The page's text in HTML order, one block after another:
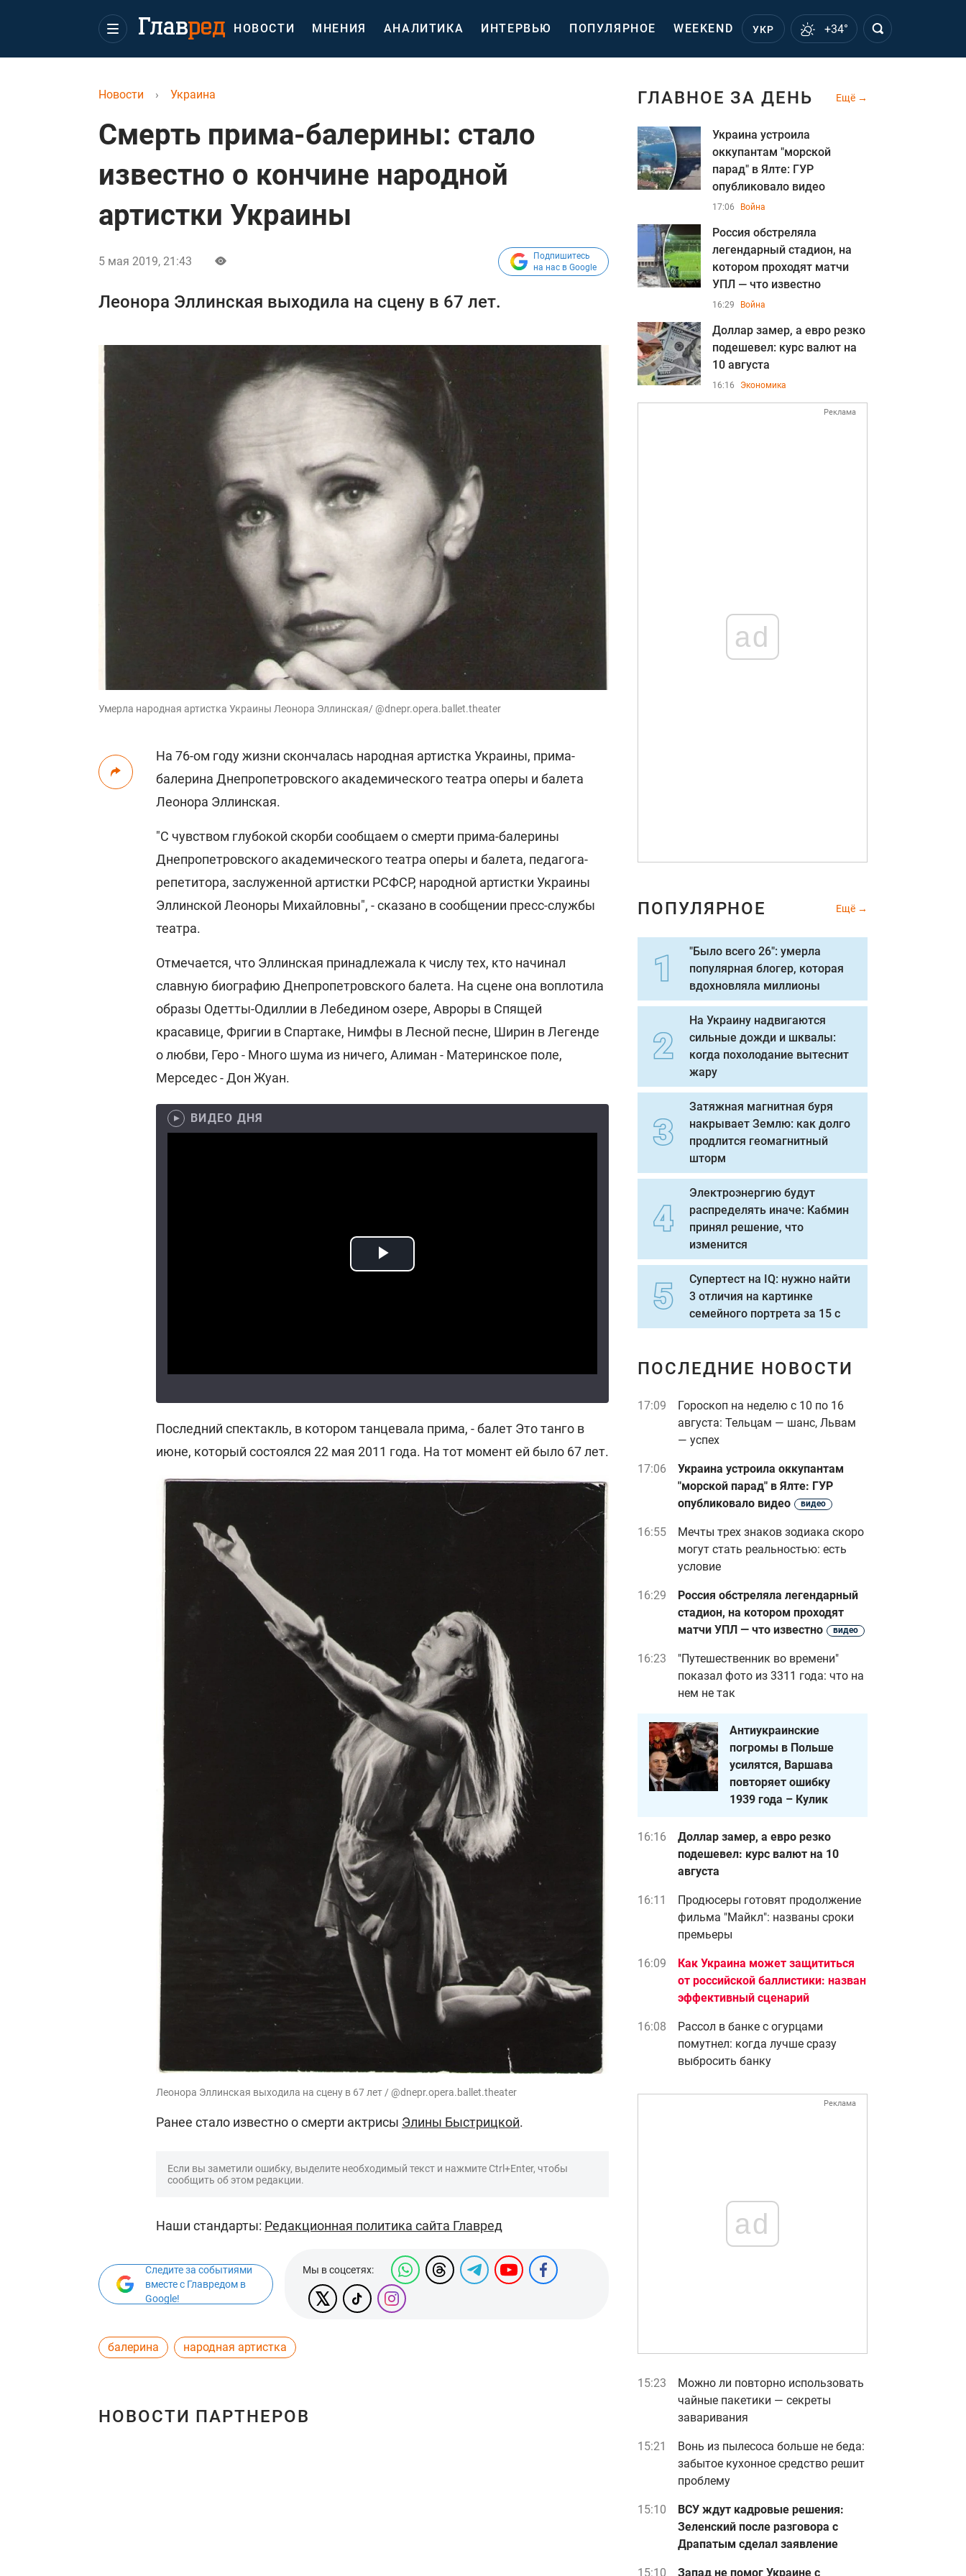
НОВОСТИ МНЕНИЯ АНАЛИТИКА ИНТЕРВЬЮ ПОПУЛЯРНОЕ WEEKEND УКР +34°
Новости › Украина
Смерть прима-балерины: стало
известно о кончине народной
артистки Украины
5 мая 2019, 21:43
Подпишитесь
на нас в Google
Леонора Эллинская выходила на сцену в 67 лет.
Умерла народная артистка Украины Леонора Эллинская/ @dnepr.opera.ballet.theater
На 76-ом году жизни скончалась народная артистка Украины, прима-
балерина Днепропетровского академического театра оперы и балета
Леонора Эллинская.
"С чувством глубокой скорби сообщаем о смерти прима-балерины
Днепропетровского академического театра оперы и балета, педагога-
репетитора, заслуженной артистки РСФСР, народной артистки Украины
Эллинской Леоноры Михайловны", - сказано в сообщении пресс-службы
театра.
Отмечается, что Эллинская принадлежала к числу тех, кто начинал
славную биографию Днепропетровского балета. На сцене она воплотила
образы Одетты-Одиллии в Лебедином озере, Авроры в Спящей
красавице, Фригии в Спартаке, Нимфы в Лесной песне, Ширин в Легенде
о любви, Геро - Много шума из ничего, Алиман - Материнское поле,
Мерседес - Дон Жуан.
ВИДЕО ДНЯ
Последний спектакль, в котором танцевала прима, - балет Это танго в
июне, который состоялся 22 мая 2011 года. На тот момент ей было 67 лет.
Леонора Эллинская выходила на сцену в 67 лет / @dnepr.opera.ballet.theater
Ранее стало известно о смерти актрисы Элины Быстрицкой.
Если вы заметили ошибку, выделите необходимый текст и нажмите Ctrl+Enter, чтобы
сообщить об этом редакции.
Наши стандарты: Редакционная политика сайта Главред
Следите за событиями
вместе с Главредом в
Google!
Мы в соцсетях:
балерина народная артистка
НОВОСТИ ПАРТНЕРОВ
ГЛАВНОЕ ЗА ДЕНЬ Ещё
Украина устроила
оккупантам "морской
парад" в Ялте: ГУР
опубликовало видео
17:06 Война
Россия обстреляла
легендарный стадион, на
котором проходят матчи
УПЛ — что известно
16:29 Война
Доллар замер, а евро резко
подешевел: курс валют на
10 августа
16:16 Экономика
Реклама
ad
ПОПУЛЯРНОЕ Ещё
"Было всего 26": умерла
популярная блогер, которая
вдохновляла миллионы
На Украину надвигаются
сильные дожди и шквалы:
когда похолодание вытеснит
жару
Затяжная магнитная буря
накрывает Землю: как долго
продлится геомагнитный
шторм
Электроэнергию будут
распределять иначе: Кабмин
принял решение, что
изменится
Супертест на IQ: нужно найти
3 отличия на картинке
семейного портрета за 15 с
ПОСЛЕДНИЕ НОВОСТИ
17:09
Гороскоп на неделю с 10 по 16
августа: Тельцам — шанс, Львам
— успех
17:06
Украина устроила оккупантам
"морской парад" в Ялте: ГУР
опубликовало видео
видео
16:55
Мечты трех знаков зодиака скоро
могут стать реальностью: есть
условие
16:29
Россия обстреляла легендарный
стадион, на котором проходят
матчи УПЛ — что известно
видео
16:23
"Путешественник во времени"
показал фото из 3311 года: что на
нем не так
Антиукраинские
погромы в Польше
усилятся, Варшава
повторяет ошибку
1939 года – Кулик
16:16
Доллар замер, а евро резко
подешевел: курс валют на 10
августа
16:11
Продюсеры готовят продолжение
фильма "Майкл": названы сроки
премьеры
16:09
Как Украина может защититься
от российской баллистики: назван
эффективный сценарий
16:08
Рассол в банке с огурцами
помутнел: когда лучше сразу
выбросить банку
Реклама
ad
15:23
Можно ли повторно использовать
чайные пакетики — секреты
заваривания
15:21
Вонь из пылесоса больше не беда:
забытое кухонное средство решит
проблему
15:10
ВСУ ждут кадровые решения:
Зеленский после разговора с
Драпатым сделал заявление
15:10 Запад не помог Украине с